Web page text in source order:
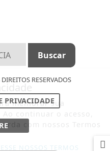
RESERVADOS
PRIVACIDADE
melhorar sua
com nossos Termos
NOSSOS TERMOS